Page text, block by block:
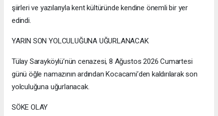
şiirleri ve yazılarıyla kent kültüründe kendine önemli bir yer
edindi.
YARIN SON YOLCULUĞUNA UĞURLANACAK
Tülay Sarayköylü’nün cenazesi, 8 Ağustos 2026 Cumartesi
günü öğle namazının ardından Kocacami’den kaldırılarak son
yolculuğuna uğurlanacak.
SÖKE OLAY